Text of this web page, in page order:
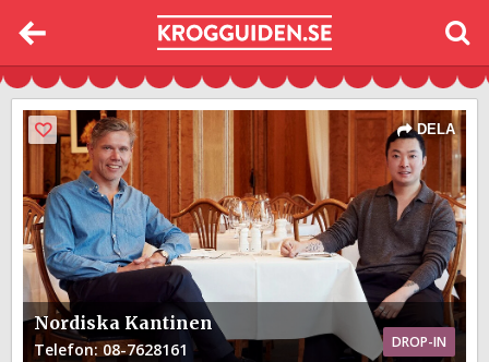
Nordiska Kantinen
Telefon: 08-7628161 DROP-IN
DELA